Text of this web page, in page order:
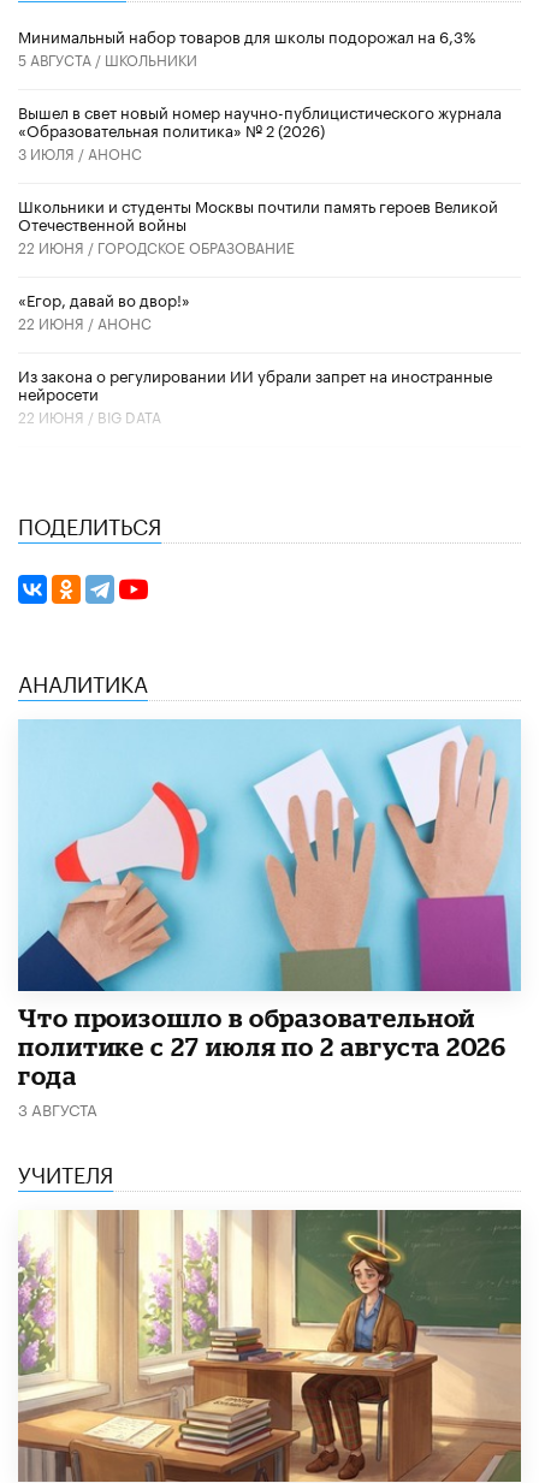
Минимальный набор товаров для школы подорожал на 6,3%
5 АВГУСТА / ШКОЛЬНИКИ
Вышел в свет новый номер научно-публицистического журнала
«Образовательная политика» № 2 (2026)
3 ИЮЛЯ / АНОНС
Школьники и студенты Москвы почтили память героев Великой
Отечественной войны
22 ИЮНЯ / ГОРОДСКОЕ ОБРАЗОВАНИЕ
«Егор, давай во двор!»
22 ИЮНЯ / АНОНС
Из закона о регулировании ИИ убрали запрет на иностранные
нейросети
22 ИЮНЯ / BIG DATA
ПОДЕЛИТЬСЯ
АНАЛИТИКА
​Что произошло в образовательной
политике с 27 июля по 2 августа 2026
года
3 АВГУСТА
УЧИТЕЛЯ